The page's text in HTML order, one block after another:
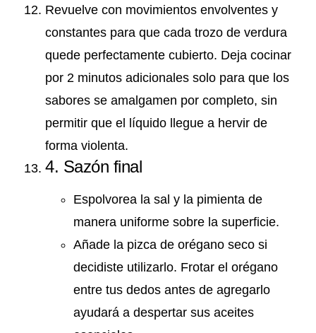
Revuelve con movimientos envolventes y
constantes para que cada trozo de verdura
quede perfectamente cubierto. Deja cocinar
por 2 minutos adicionales solo para que los
sabores se amalgamen por completo, sin
permitir que el líquido llegue a hervir de
forma violenta.
4. Sazón final
Espolvorea la sal y la pimienta de
manera uniforme sobre la superficie.
Añade la pizca de orégano seco si
decidiste utilizarlo. Frotar el orégano
entre tus dedos antes de agregarlo
ayudará a despertar sus aceites